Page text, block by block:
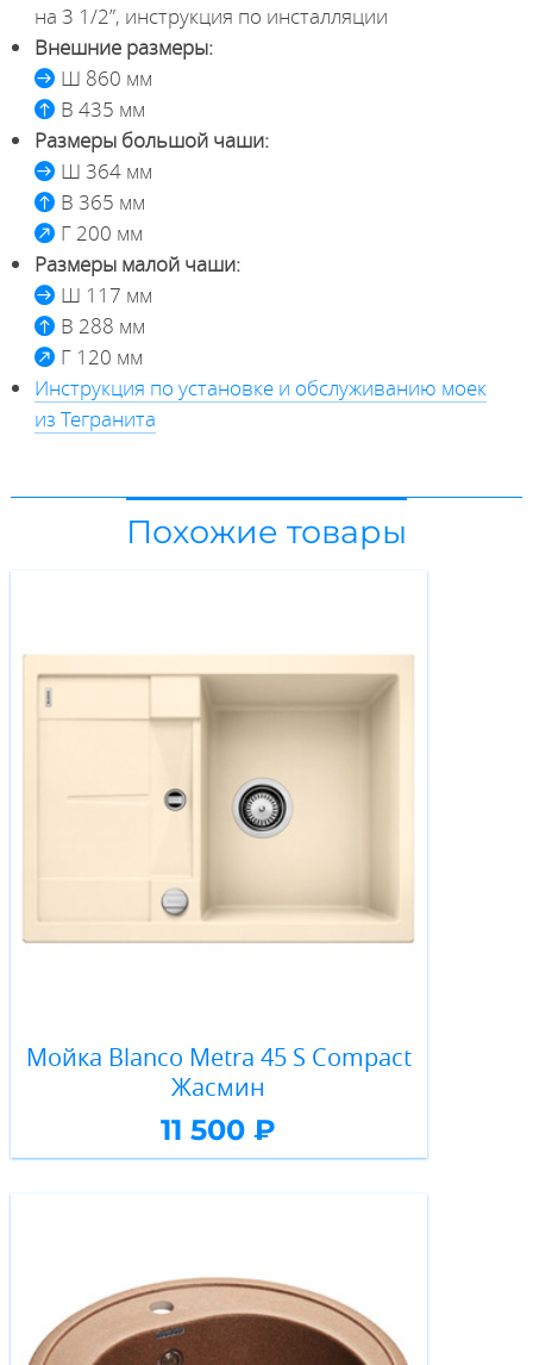
на 3 1/2”, инструкция по инсталляции
Внешние размеры:
Ш 860 мм
В 435 мм
Размеры большой чаши:
Ш 364 мм
В 365 мм
Г 200 мм
Размеры малой чаши:
Ш 117 мм
В 288 мм
Г 120 мм
Инструкция по установке и обслуживанию моек
из Тегранита
Похожие товары
Мойка Blanco Metra 45 S Compact
Жасмин
11 500 ₽